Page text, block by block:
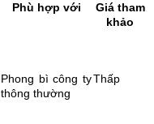
Phù hợp với
Giá tham
khảo
Phong bì công ty
thông thường
Thấp